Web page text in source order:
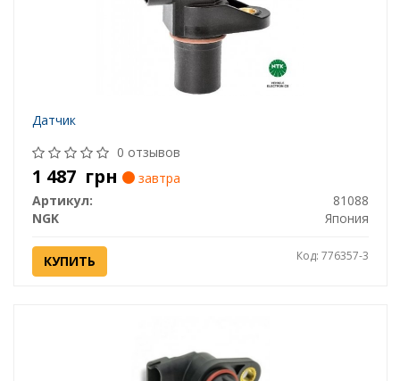
Датчик
0 отзывов
1 487 грн
завтра
Артикул:
81088
NGK
Япония
КУПИТЬ Код: 776357-3